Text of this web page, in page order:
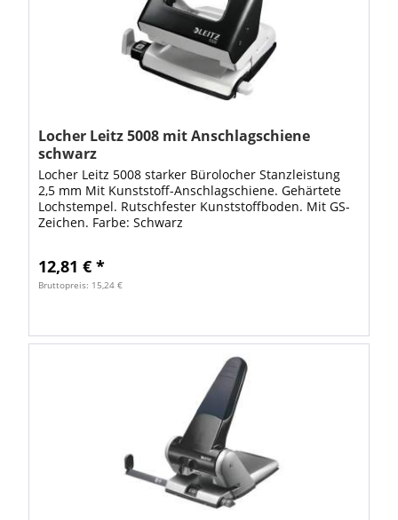
Locher Leitz 5008 mit Anschlagschiene
schwarz
Locher Leitz 5008 starker Bürolocher Stanzleistung
2,5 mm Mit Kunststoff-Anschlagschiene. Gehärtete
Lochstempel. Rutschfester Kunststoffboden. Mit GS-
Zeichen. Farbe: Schwarz
12,81 € *
Bruttopreis: 15,24 €